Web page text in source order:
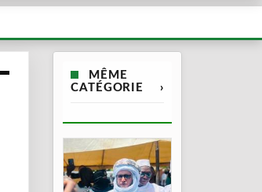
MÊME
CATÉGORIE
›